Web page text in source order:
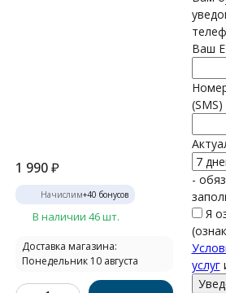
1 990₽
Начислим+40 бонусов
В наличии 46 шт.
Доставка магазина:
Понедельник 10 августа
Ваш
(SMS)
-
Я
услуг